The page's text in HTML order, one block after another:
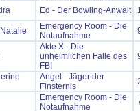
Ed - Der Bowling-Anwalt
Emergency Room - Die
Notaufnahme
Akte X - Die
unheimlichen Fälle des
FBI
Angel - Jäger der
Finsternis
Emergency Room - Die
Notaufnahme